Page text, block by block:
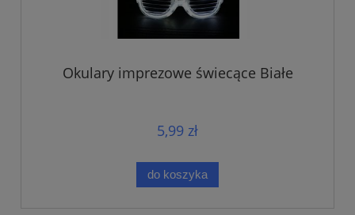
Okulary imprezowe świecące Białe
5,99 zł
do koszyka